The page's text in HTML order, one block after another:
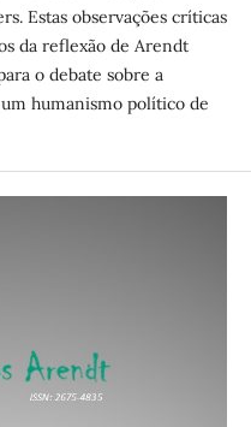
Estas observações críticas
da reflexão de Arendt
o debate sobre a
humanismo político de